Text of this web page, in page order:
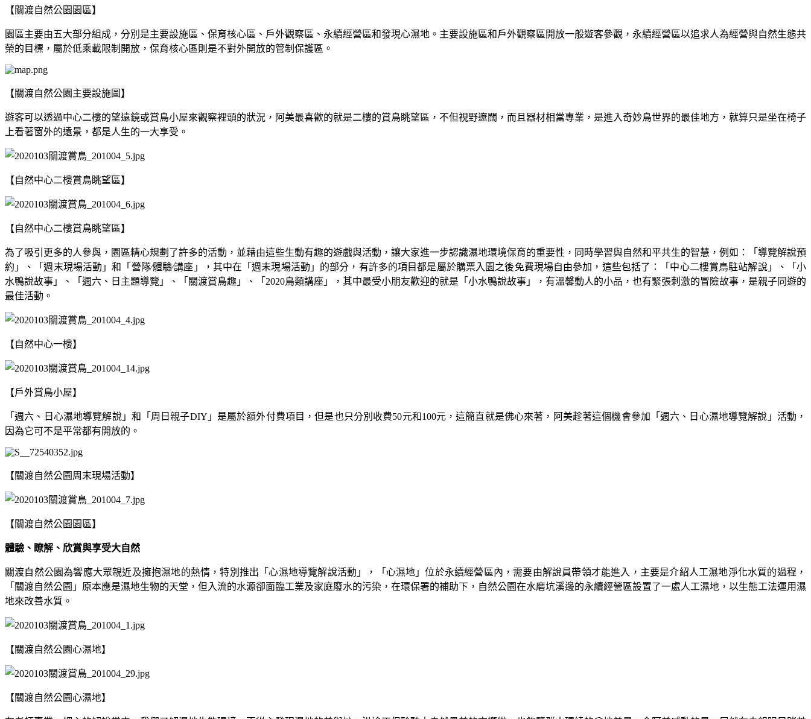
【關渡自然公園園區】
園區主要由五大部分組成，分別是主要設施區、保育核心區、戶外觀察區、永續經營區和發現心濕地。主要設施區和戶外觀察區開放一般遊客參觀，永續經營區以追求人為經營與自然生態共
榮的目標，屬於低乘載限制開放，保育核心區則是不對外開放的管制保護區。
【關渡自然公園主要設施圖】
遊客可以透過中心二樓的望遠鏡或賞鳥小屋來觀察裡頭的狀況，阿美最喜歡的就是二樓的賞鳥眺望區，不但視野遼闊，而且器材相當專業，是進入奇妙鳥世界的最佳地方，就算只是坐在椅子
上看著窗外的遠景，都是人生的一大享受。
【自然中心二樓賞鳥眺望區】
【自然中心二樓賞鳥眺望區】
為了吸引更多的人參與，園區精心規劃了許多的活動，並藉由這些生動有趣的遊戲與活動，讓大家進一步認識濕地環境保育的重要性，同時學習與自然和平共生的智慧，例如：「導覽解說預
約」、「週末現場活動」和「營隊∕體驗∕講座」，其中在「週末現場活動」的部分，有許多的項目都是屬於購票入園之後免費現場自由參加，這些包括了：「中心二樓賞鳥駐站解說」、「小
水鴨說故事」、「週六、日主題導覽」、「關渡賞鳥趣」、「2020鳥類講座」，其中最受小朋友歡迎的就是「小水鴨說故事」，有溫馨動人的小品，也有緊張刺激的冒險故事，是親子同遊的
最佳活動。
【自然中心一樓】
【戶外賞鳥小屋】
「週六、日心濕地導覽解說」和「周日親子DIY」是屬於額外付費項目，但是也只分別收費50元和100元，這簡直就是佛心來著，阿美趁著這個機會參加「週六、日心濕地導覽解說」活動，
因為它可不是平常都有開放的。
【關渡自然公園周末現場活動】
【關渡自然公園園區】
體驗、瞭解、欣賞與享受大自然
關渡自然公園為響應大眾親近及擁抱濕地的熱情，特別推出「心濕地導覽解說活動」，「心濕地」位於永續經營區內，需要由解說員帶領才能進入，主要是介紹人工濕地淨化水質的過程，
「關渡自然公園」原本應是濕地生物的天堂，但入流的水源卻面臨工業及家庭廢水的污染，在環保署的補助下，自然公園在水磨坑溪邊的永續經營區設置了一處人工濕地，以生態工法運用濕
地來改善水質。
【關渡自然公園心濕地】
【關渡自然公園心濕地】